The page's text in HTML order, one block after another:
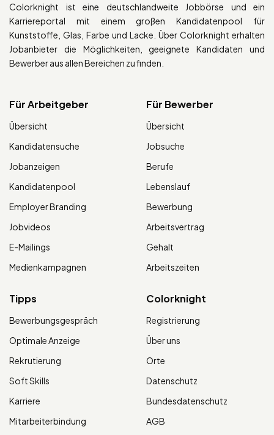
Colorknight ist eine deutschlandweite Jobbörse und ein
Karriereportal mit einem großen Kandidatenpool für
Kunststoffe, Glas, Farbe und Lacke. Über Colorknight erhalten
Jobanbieter die Möglichkeiten, geeignete Kandidaten und
Bewerber aus allen Bereichen zu finden.
Für Arbeitgeber
Übersicht
Kandidatensuche
Jobanzeigen
Kandidatenpool
Employer Branding
Jobvideos
E-Mailings
Medienkampagnen
Für Bewerber
Übersicht
Jobsuche
Berufe
Lebenslauf
Bewerbung
Arbeitsvertrag
Gehalt
Arbeitszeiten
Tipps
Bewerbungsgespräch
Optimale Anzeige
Rekrutierung
Soft Skills
Karriere
Mitarbeiterbindung
Colorknight
Registrierung
Über uns
Orte
Datenschutz
Bundesdatenschutz
AGB